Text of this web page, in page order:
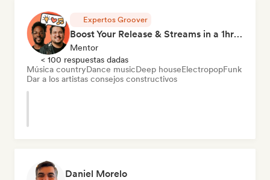
Expertos Groover
Boost Your Release & Streams in a 1hr Coaching Session
Mentor
< 100 respuestas dadas
Música countryDance musicDeep houseElectropopFunk
Dar a los artistas consejos constructivos
Daniel Morelo